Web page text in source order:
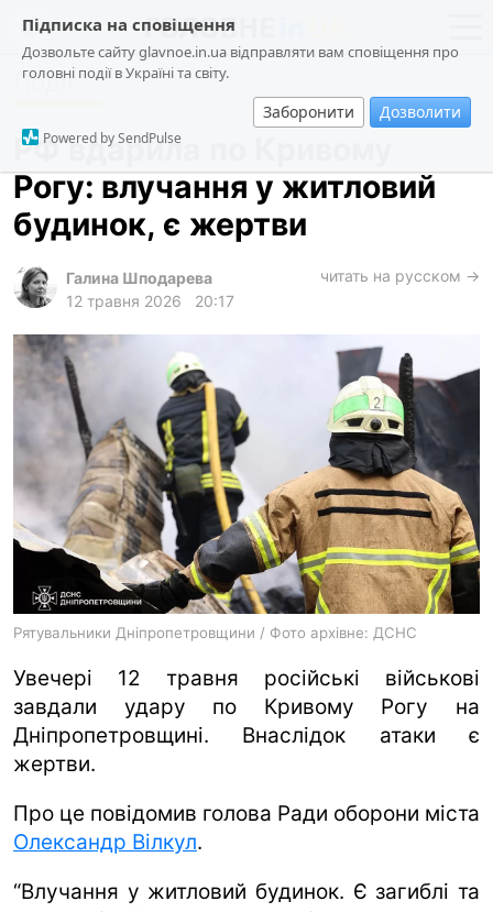
Підписка на сповіщення
Дозвольте сайту glavnoe.in.ua відправляти вам сповіщення про
головні події в Україні та світу.
Заборонити Дозволити
Powered by SendPulse
новини
про проєкт
суспільство
події
кримінал
лонгріди
gambling
ua ru en
Події
РФ вдарила по Кривому
Рогу: влучання у житловий
будинок, є жертви
Галина Шподарева
12 травня 2026
20:17
читать на русском →
Рятувальники Дніпропетровщини / Фото архівне: ДСНС
Увечері 12 травня російські військові
завдали удару по Кривому Рогу на
Дніпропетровщині. Внаслідок атаки є
жертви.
Про це повідомив голова Ради оборони міста
Олександр Вілкул.
“Влучання у житловий будинок. Є загиблі та